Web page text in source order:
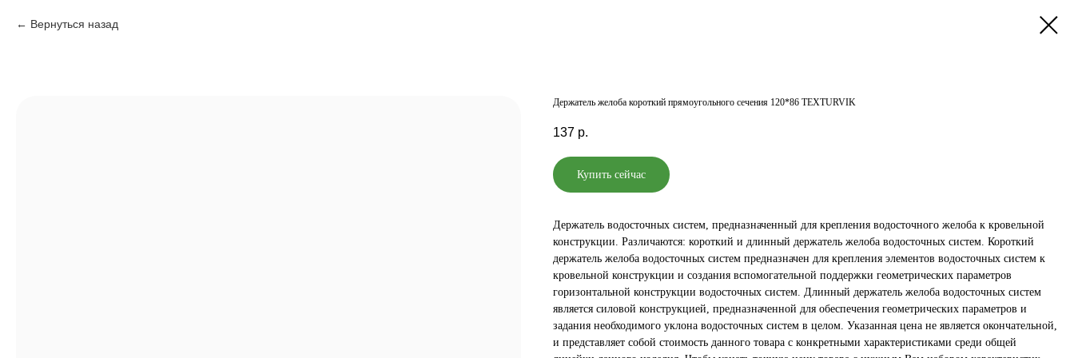
Вернуться назад
Держатель желоба короткий прямоугольного сечения 120*86 TEXTURVIK
137 р.
Купить сейчас
Держатель водосточных систем, предназначенный для крепления водосточного желоба к кровельной
конструкции. Различаются: короткий и длинный держатель желоба водосточных систем. Короткий
держатель желоба водосточных систем предназначен для крепления элементов водосточных систем к
кровельной конструкции и создания вспомогательной поддержки геометрических параметров
горизонтальной конструкции водосточных систем. Длинный держатель желоба водосточных систем
является силовой конструкцией, предназначенной для обеспечения геометрических параметров и
задания необходимого уклона водосточных систем в целом. Указанная цена не является окончательной,
и представляет собой стоимость данного товара с конкретными характеристиками среди общей